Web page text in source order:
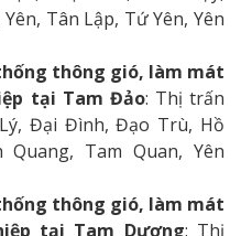
Tân Lập, Tứ Yên, Yên
thông gió, làm mát
tại Tam Đảo: Thị trấn
Đại Đình, Đạo Trù, Hồ
Tam Quan, Yên
thông gió, làm mát
tại Tam Dương: Thị